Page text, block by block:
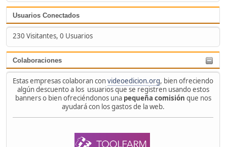
Usuarios Conectados
230 Visitantes, 0 Usuarios
Colaboraciones
Estas empresas colaboran convideoedicion.org, bien ofreciendo
algún descuento a los usuarios que se registren usando estos
banners o bien ofreciéndonos una pequeña comisión que nos
ayudará con los gastos de la web.